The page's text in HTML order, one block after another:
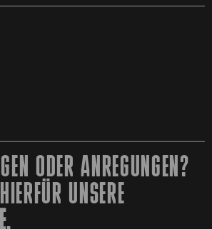
ODER ANREGUNGEN?
UNSERE
.